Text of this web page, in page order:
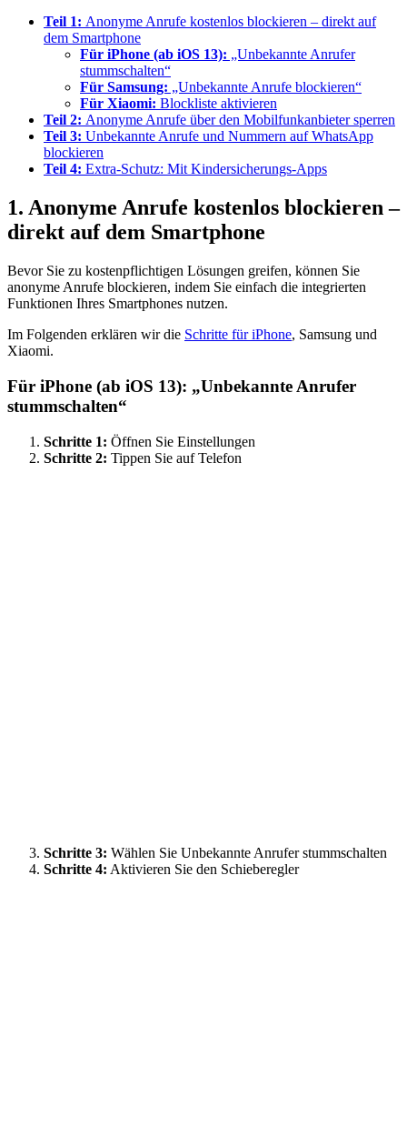
Teil 1: Anonyme Anrufe kostenlos blockieren – direkt auf
dem Smartphone
Für iPhone (ab iOS 13): „Unbekannte Anrufer
stummschalten“
Für Samsung: „Unbekannte Anrufe blockieren“
Für Xiaomi: Blockliste aktivieren
Teil 2: Anonyme Anrufe über den Mobilfunkanbieter sperren
Teil 3: Unbekannte Anrufe und Nummern auf WhatsApp
blockieren
Teil 4: Extra-Schutz: Mit Kindersicherungs-Apps
1. Anonyme Anrufe kostenlos blockieren –
direkt auf dem Smartphone
Bevor Sie zu kostenpflichtigen Lösungen greifen, können Sie
anonyme Anrufe blockieren, indem Sie einfach die integrierten
Funktionen Ihres Smartphones nutzen.
Im Folgenden erklären wir die Schritte für iPhone, Samsung und
Xiaomi.
Für iPhone (ab iOS 13): „Unbekannte Anrufer
stummschalten“
Schritte 1: Öffnen Sie Einstellungen
Schritte 2: Tippen Sie auf Telefon
Schritte 3: Wählen Sie Unbekannte Anrufer stummschalten
Schritte 4: Aktivieren Sie den Schieberegler